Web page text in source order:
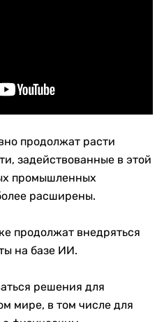
продолжат расти
задействованные в этой
промышленных
расширены.
продолжат внедряться
на базе ИИ.
решения для
мире, в том числе для